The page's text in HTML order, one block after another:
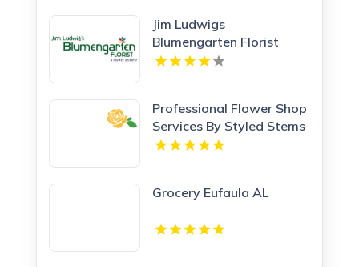
Jim Ludwigs
Blumengarten Florist
Serves As A Trusted
Professional Flower Shop
Services By Styled Stems
In Maple Grove Minnesota
Grocery Eufaula AL